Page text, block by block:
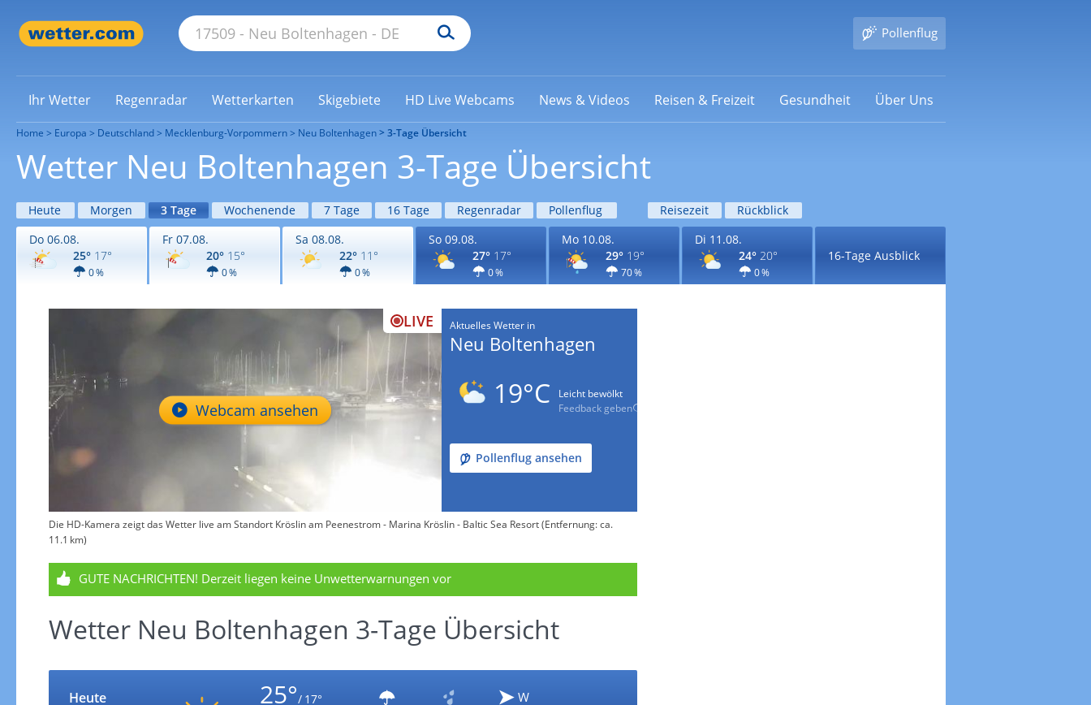
Pollenflug
Ihr Wetter Regenradar Wetterkarten Skigebiete HD Live Webcams News & Videos Reisen & Freizeit Gesundheit Über Uns
Home Europa Deutschland Mecklenburg-Vorpommern Neu Boltenhagen 3-Tage Übersicht
Wetter Neu Boltenhagen 3-Tage Übersicht
Heute Morgen 3 Tage Wochenende 7 Tage 16 Tage Regenradar Pollenflug Reisezeit
Rückblick
Do 06.08.
25° 17°
0 %
Fr 07.08.
20° 15°
0 %
Sa 08.08.
22° 11°
0 %
So 09.08.
27° 17°
0 %
Mo 10.08.
29° 19°
70 %
Di 11.08.
24° 20°
0 %
16-Tage Ausblick
LIVE
Webcam ansehen
Aktuelles Wetter in
Neu Boltenhagen
19°C
Leicht bewölkt
Feedback geben
Pollenflug ansehen
Die HD-Kamera zeigt das Wetter live am Standort Kröslin am Peenestrom - Marina Kröslin - Baltic Sea Resort (Entfernung: ca.
11.1 km)
GUTE NACHRICHTEN! Derzeit liegen keine Unwetterwarnungen vor
Wetter Neu Boltenhagen 3-Tage Übersicht
Heute 25°/ 17°
W